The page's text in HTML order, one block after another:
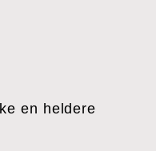
en heldere